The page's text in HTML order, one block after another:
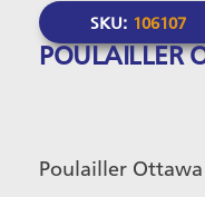
SKU: 106107
POULAILLER
Poulailler Ottawa